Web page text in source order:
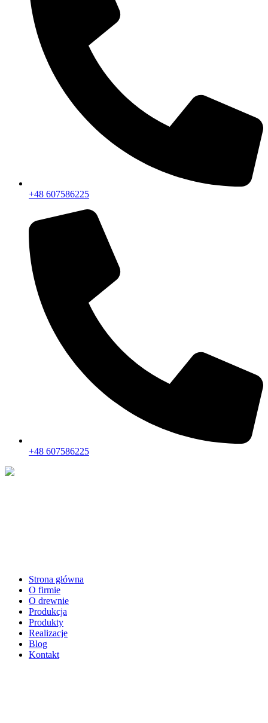
+48 607586225
+48 607586225
Strona główna
O firmie
O drewnie
Produkcja
Produkty
Realizacje
Blog
Kontakt